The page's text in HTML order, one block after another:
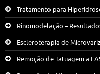
Tratamento para
Rinomodelação –
Escleroterapia de
Remoção de Tatuagem a